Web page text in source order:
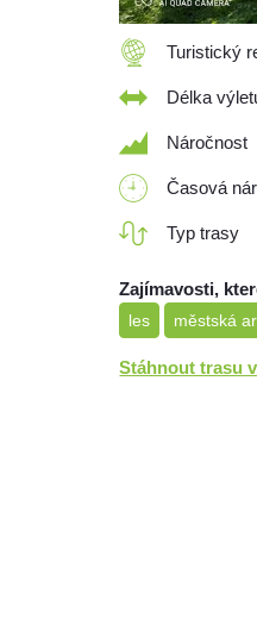
Turistický
Délka
Náročnost
Časová
Typ trasy
Zajímavosti,
les městská
Stáhnout trasu